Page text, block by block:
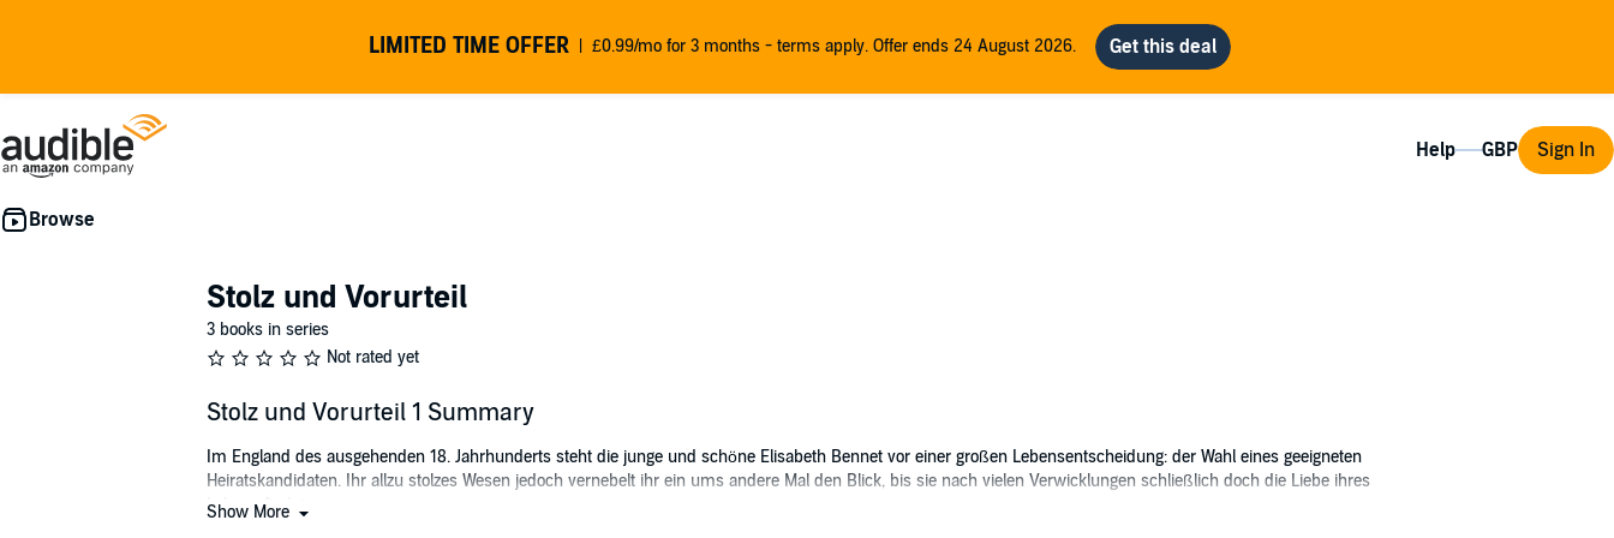
LIMITED TIME OFFER £0.99/mo for 3 months - terms apply. Offer ends 24 August 2026.
Help Sign In
Stolz und Vorurteil
3 books in series
Not rated yet
Stolz und Vorurteil 1 Summary
Im England des ausgehenden 18. Jahrhunderts steht die junge und schöne Elisabeth Bennet vor einer großen Lebensentscheidung: der Wahl eines geeigneten
Heiratskandidaten. Ihr allzu stolzes Wesen jedoch vernebelt ihr ein ums andere Mal den Blick, bis sie nach vielen Verwicklungen schließlich doch die Liebe ihres
Lebens findet.
Show More